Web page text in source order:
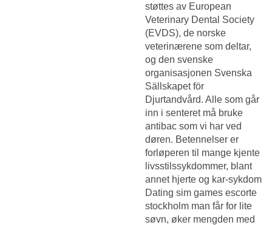
støttes av European
Veterinary Dental Society
(EVDS), de norske
veterinærene som deltar,
og den svenske
organisasjonen Svenska
Sällskapet för
Djurtandvård. Alle som går
inn i senteret må bruke
antibac som vi har ved
døren. Betennelser er
forløperen til mange kjente
livsstilssykdommer, blant
annet hjerte og kar-sykdom
Dating sim games escorte
stockholm man får for lite
søvn, øker mengden med